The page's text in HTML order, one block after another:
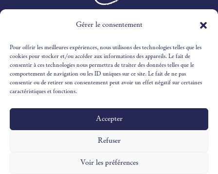
Gérer le consentement
Pour offrir les meilleures expériences, nous utilisons des technologies telles que les
cookies pour stocker et/ou accéder aux informations des appareils. Le fait de
consentir à ces technologies nous permettra de traiter des données telles que le
comportement de navigation ou les ID uniques sur ce site. Le fait de ne pas
consentir ou de retirer son consentement peut avoir un effet négatif sur certaines
caractéristiques et fonctions.
Accepter
Refuser
Voir les préférences
3 RTE DES MARINES,
04 66 51 51 65
RECEPTION@OUSTAUCAMARGUEN.COM
Design & Illustrations par©Victoria Ivaldy Studio
Développement par©Pantastic Studio